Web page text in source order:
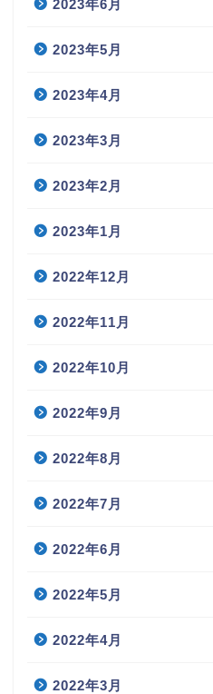
2023年6月
2023年5月
2023年4月
2023年3月
2023年2月
2023年1月
2022年12月
2022年11月
2022年10月
2022年9月
2022年8月
2022年7月
2022年6月
2022年5月
2022年4月
2022年3月